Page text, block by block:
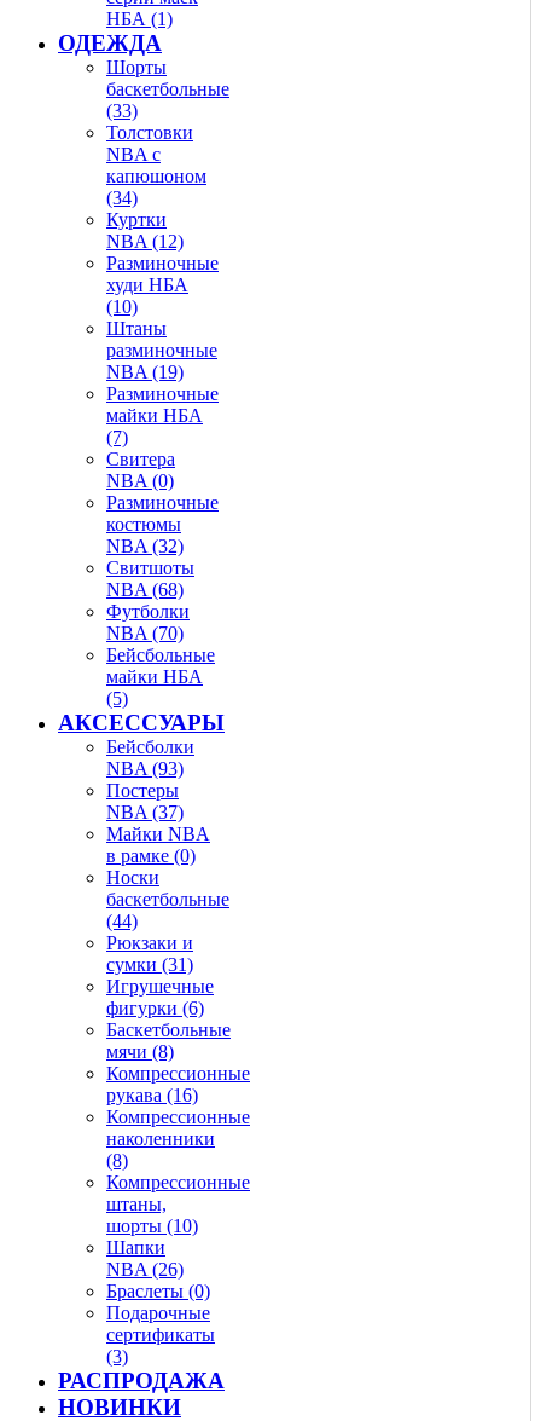
НБА (1)
ОДЕЖДА
Шорты
баскетбольные
(33)
Толстовки
NBA с
капюшоном
(34)
Куртки
NBA (12)
Разминочные
худи НБА
(10)
Штаны
разминочные
NBA (19)
Разминочные
майки НБА
(7)
Свитера
NBA (0)
Разминочные
костюмы
NBA (32)
Свитшоты
NBA (68)
Футболки
NBA (70)
Бейсбольные
майки НБА
(5)
АКСЕССУАРЫ
Бейсболки
NBA (93)
Постеры
NBA (37)
Майки NBA
в рамке (0)
Носки
баскетбольные
(44)
Рюкзаки и
сумки (31)
Игрушечные
фигурки (6)
Баскетбольные
мячи (8)
Компрессионные
рукава (16)
Компрессионные
наколенники
(8)
Компрессионные
штаны,
шорты (10)
Шапки
NBA (26)
Браслеты (0)
Подарочные
сертификаты
(3)
РАСПРОДАЖА
НОВИНКИ